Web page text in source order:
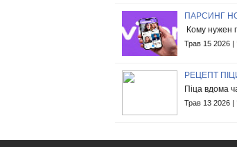
ПАРСИНГ
Кому нужен
Трав 15 2026 |
РЕЦЕПТ
Піца вдома
Трав 13 2026 |